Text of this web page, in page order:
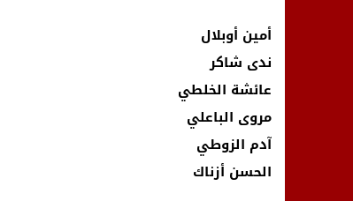
أمين أوبلال
ندى شاكر
عائشة الخلطي
مروى الباعلي
آدم الزوطي
الحسن أزناك